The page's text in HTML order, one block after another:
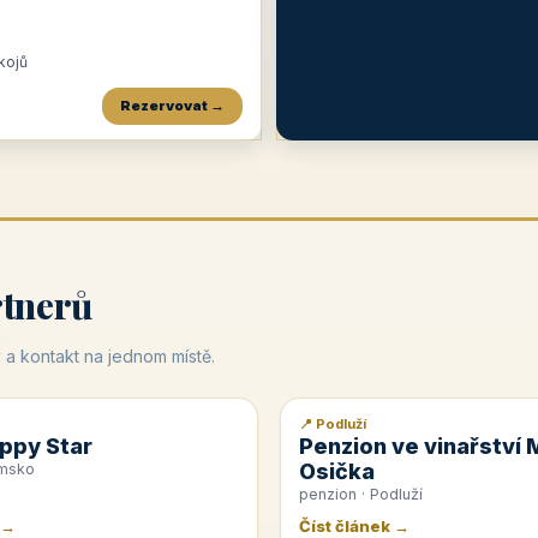
Rezervovat →
kontakt na jednom místě.
Star
📰 PR článek
📍 Podluží
Penzion ve vinařství
Osička
penzion · Podluží
Číst článek →